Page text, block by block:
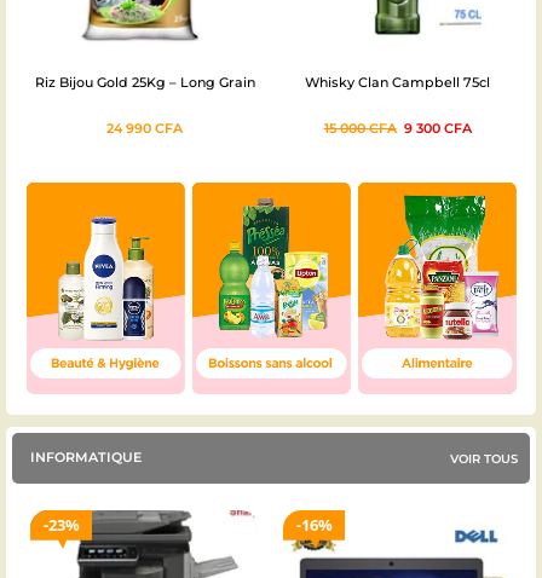
Riz Bijou Gold 25Kg – Long Grain
24 990 CFA
Whisky Clan Campbell 75cl
15 000CFA 9 300 CFA
INFORMATIQUE VOIR TOUS
23% 16%